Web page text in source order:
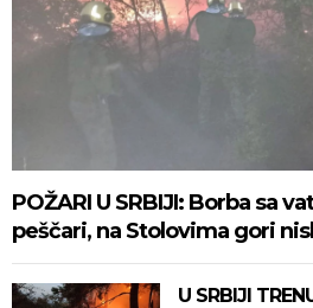
POŽARI U SRBIJI: Borba sa
peščari, na Stolovima gori
U SRBIJI